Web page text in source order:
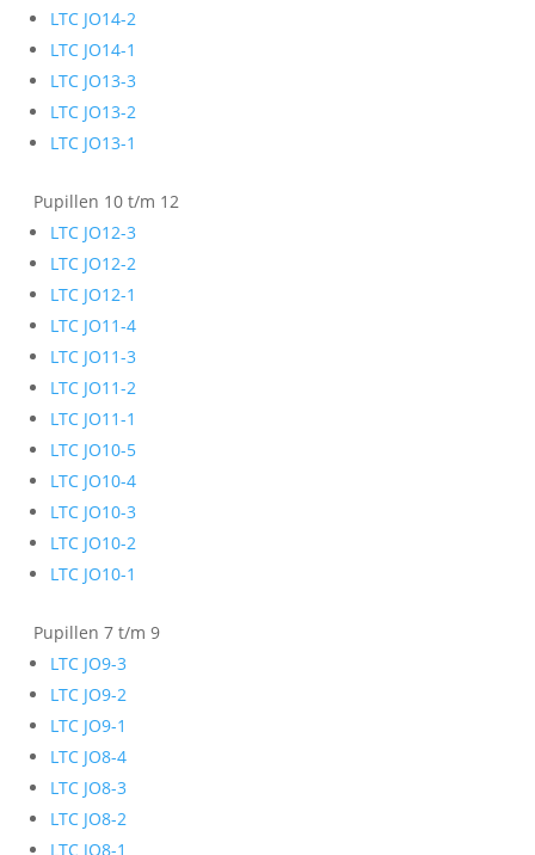
LTC JO14-2
LTC JO14-1
LTC JO13-3
LTC JO13-2
LTC JO13-1
Pupillen 10 t/m 12
LTC JO12-3
LTC JO12-2
LTC JO12-1
LTC JO11-4
LTC JO11-3
LTC JO11-2
LTC JO11-1
LTC JO10-5
LTC JO10-4
LTC JO10-3
LTC JO10-2
LTC JO10-1
Pupillen 7 t/m 9
LTC JO9-3
LTC JO9-2
LTC JO9-1
LTC JO8-4
LTC JO8-3
LTC JO8-2
LTC JO8-1